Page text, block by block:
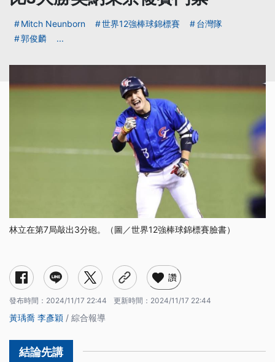
Mitch Neunborn 世界12強棒球錦標賽
台灣隊
郭俊麟
...
林立在第7局敲出3分砲。（圖／世界12強棒球錦標賽臉書）
讚
發布時間： 2024/11/17 22:44 更新時間： 2024/11/17 22:44
黃瑀喬 李彥穎 / 綜合報導